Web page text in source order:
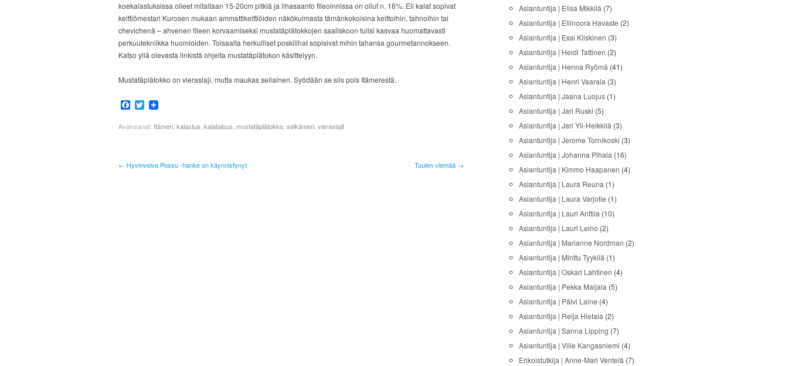
koekalastuksissa olleet mitaltaan 15-20cm pitkiä ja lihasaanto fileoinnissa on ollut n. 16%. Eli kalat sopivat
keittiömestari Kurosen mukaan ammattikeittiöiden näkökulmasta tämänkokoisina keittoihin, tahnoihin tai
chevichenä – ahvenen fileen korvaamiseksi mustatäplätokkojen saaliskoon tulisi kasvaa huomattavasti
perkuutekniikka huomioiden. Toisaalta herkulliset poskilihat sopisivat mihin tahansa gourmetannokseen.
Katso yllä olevasta linkistä ohjeita mustatäplätokon käsittelyyn.
Mustatäplätokko on vieraslaji, mutta maukas sellainen. Syödään se siis pois Itämerestä.
Facebook
Twitter
Avainsanat: Itämeri kalastus kalatalous mustatäplätokko selkämeri vieraslajit
← Hyvinvoiva Possu -hanke on käynnistynyt Tuulen viemää →
Asiantuntija | Elisa Mikkilä (7)
Asiantuntija | Ellinoora Havaste (2)
Asiantuntija | Essi Kiiskinen (3)
Asiantuntija | Heidi Tattinen (2)
Asiantuntija | Henna Ryömä (41)
Asiantuntija | Henri Vaarala (3)
Asiantuntija | Jaana Luojus (1)
Asiantuntija | Jari Ruski (5)
Asiantuntija | Jari Yli-Heikkilä (3)
Asiantuntija | Jerome Tornikoski (3)
Asiantuntija | Johanna Pihala (16)
Asiantuntija | Kimmo Haapanen (4)
Asiantuntija | Laura Reuna (1)
Asiantuntija | Laura Varjotie (1)
Asiantuntija | Lauri Anttila (10)
Asiantuntija | Lauri Leino (2)
Asiantuntija | Marianne Nordman (2)
Asiantuntija | Minttu Tyykilä (1)
Asiantuntija | Oskari Lahtinen (4)
Asiantuntija | Pekka Maijala (5)
Asiantuntija | Päivi Laine (4)
Asiantuntija | Reija Hietala (2)
Asiantuntija | Sanna Lipping (7)
Asiantuntija | Ville Kangasniemi (4)
Erikoistutkija | Anne-Mari Ventelä (7)